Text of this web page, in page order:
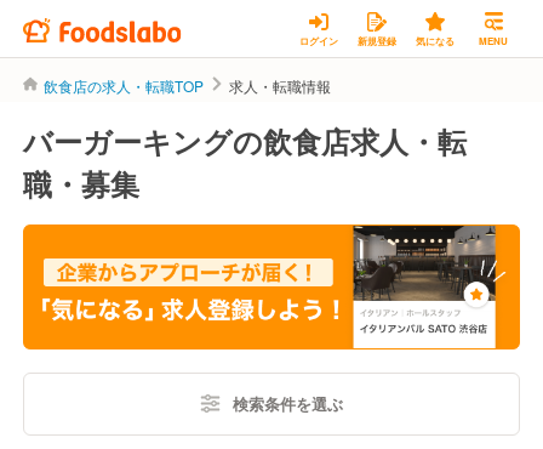
ログイン 新規登録 気になる MENU
飲食店の求人・転職TOP 求人・転職情報
バーガーキングの飲食店求人・転
職・募集
検索条件を選ぶ